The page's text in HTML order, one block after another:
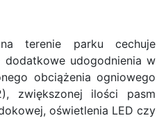
terenie parku cechuje
udogodnienia w
obciążenia ogniowego
zwiększonej ilości pasm
oświetlenia LED czy